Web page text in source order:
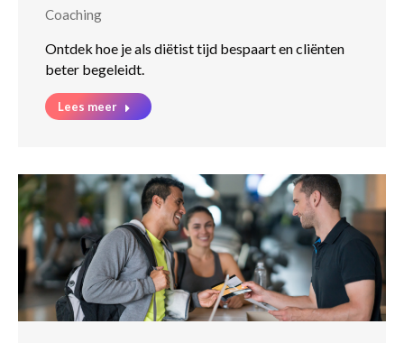
Coaching
Ontdek hoe je als diëtist tijd bespaart en cliënten
beter begeleidt.
Lees meer